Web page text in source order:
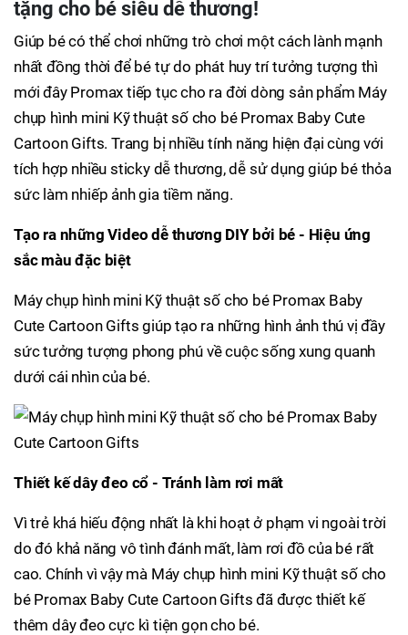
tặng cho bé siêu dễ thương!
Giúp bé có thể chơi những trò chơi một cách lành mạnh
nhất đồng thời để bé tự do phát huy trí tưởng tượng thì
mới đây Promax tiếp tục cho ra đời dòng sản phẩm Máy
chụp hình mini Kỹ thuật số cho bé Promax Baby Cute
Cartoon Gifts. Trang bị nhiều tính năng hiện đại cùng với
tích hợp nhiều sticky dễ thương, dễ sử dụng giúp bé thỏa
sức làm nhiếp ảnh gia tiềm năng.
Tạo ra những Video dễ thương DIY bởi bé - Hiệu ứng
sắc màu đặc biệt
Máy chụp hình mini Kỹ thuật số cho bé Promax Baby
Cute Cartoon Gifts giúp tạo ra những hình ảnh thú vị đầy
sức tưởng tượng phong phú về cuộc sống xung quanh
dưới cái nhìn của bé.
Thiết kế dây đeo cổ - Tránh làm rơi mất
Vì trẻ khá hiếu động nhất là khi hoạt ở phạm vi ngoài trời
do đó khả năng vô tình đánh mất, làm rơi đồ của bé rất
cao. Chính vì vậy mà Máy chụp hình mini Kỹ thuật số cho
bé Promax Baby Cute Cartoon Gifts đã được thiết kế
thêm dây đeo cực kì tiện gọn cho bé.